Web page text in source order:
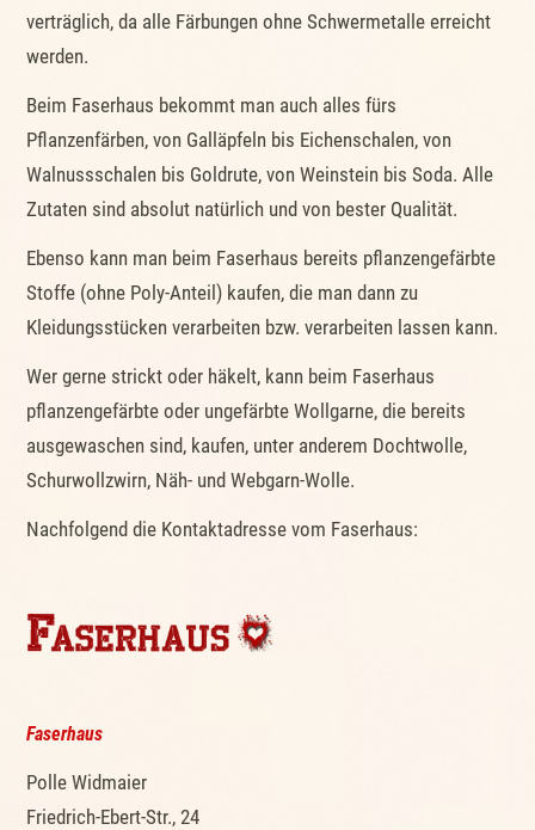
verträglich, da alle Färbungen ohne Schwermetalle erreicht
werden.
Beim Faserhaus bekommt man auch alles fürs
Pflanzenfärben, von Galläpfeln bis Eichenschalen, von
Walnussschalen bis Goldrute, von Weinstein bis Soda. Alle
Zutaten sind absolut natürlich und von bester Qualität.
Ebenso kann man beim Faserhaus bereits pflanzengefärbte
Stoffe (ohne Poly-Anteil) kaufen, die man dann zu
Kleidungsstücken verarbeiten bzw. verarbeiten lassen kann.
Wer gerne strickt oder häkelt, kann beim Faserhaus
pflanzengefärbte oder ungefärbte Wollgarne, die bereits
ausgewaschen sind, kaufen, unter anderem Dochtwolle,
Schurwollzwirn, Näh- und Webgarn-Wolle.
Nachfolgend die Kontaktadresse vom Faserhaus:
Faserhaus
Polle Widmaier
Friedrich-Ebert-Str., 24